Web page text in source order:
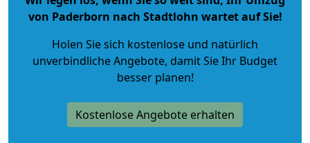
von Paderborn nach Stadtlohn wartet auf Sie!
Holen Sie sich kostenlose und natürlich
unverbindliche Angebote, damit Sie Ihr Budget
besser planen!
Kostenlose Angebote erhalten